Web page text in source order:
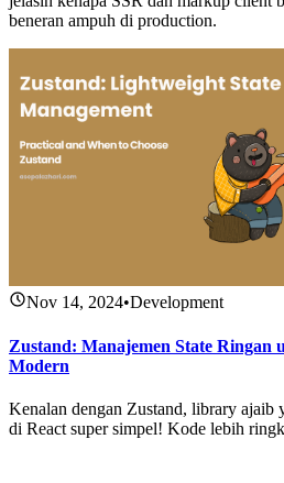
beneran ampuh di production.
Nov 14, 2024•Development
Zustand: Manajemen State Ringan
Modern
Kenalan dengan Zustand, library ajaib
di React super simpel! Kode lebih